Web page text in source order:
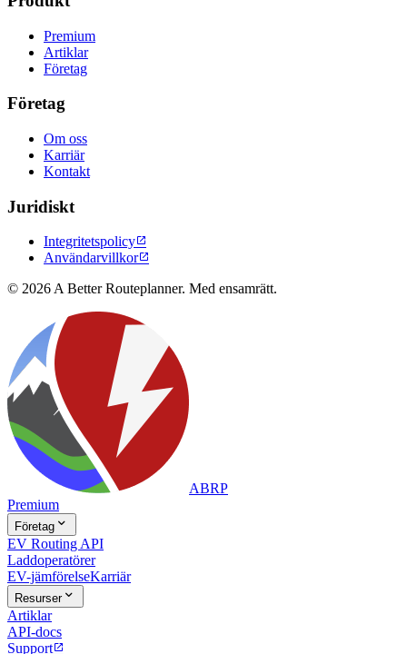
Premium
Artiklar
Företag
Företag
Om oss
Karriär
Kontakt
Juridiskt
Integritetspolicy
Användarvillkor
© 2026 A Better Routeplanner. Med ensamrätt.
ABRP
Premium
Företag 
EV Routing API
Laddoperatörer
EV-jämförelseKarriär
Resurser
Artiklar
API-docs
Support